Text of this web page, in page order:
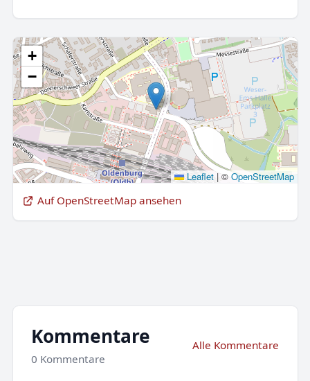
+
−
Leaflet |© OpenStreetMap
Auf OpenStreetMap ansehen
Kommentare
0 Kommentare
Alle Kommentare